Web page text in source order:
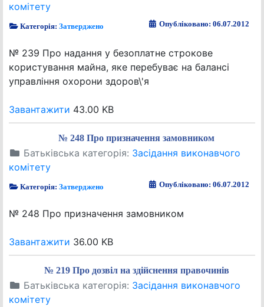
комітету
Категорія:Затверджено Опубліковано: 06.07.2012
№ 239 Про надання у безоплатне строкове
користування майна, яке перебуває на балансі
управління охорони здоров\'я
Завантажити 43.00 KB
№ 248 Про призначення замовником
Батьківська категорія: Засідання виконавчого
комітету
Категорія:Затверджено Опубліковано: 06.07.2012
№ 248 Про призначення замовником
Завантажити 36.00 KB
№ 219 Про дозвіл на здійснення правочинів
Батьківська категорія: Засідання виконавчого
комітету